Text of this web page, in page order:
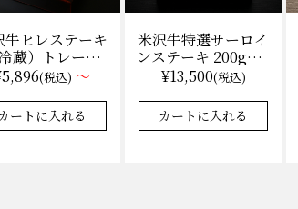
牛ヒレステーキ
冷蔵）トレー盛
130g×1枚から
量り売り
(税込) ～
4.9 35件
米沢牛特選サーロイ
ンステーキ 200g×2
枚（冷凍）送料無
料 化粧箱入
¥13,500(税込)
カートに入れる